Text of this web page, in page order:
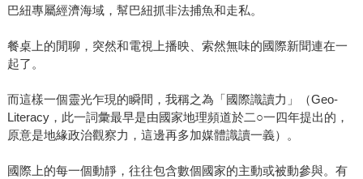
巴紐專屬經濟海域，幫巴紐抓非法捕魚和走私。
餐桌上的閒聊，突然和電視上播映、索然無味的國際新聞連在一
起了。
而這樣一個靈光乍現的瞬間，我稱之為「國際識讀力」（Geo-
Literacy，此一詞彙最早是由國家地理頻道於二○一四年提出的，
原意是地緣政治觀察力，這邊再多加媒體識讀一義）。
國際上的每一個動靜，往往包含數個國家的主動或被動參與。有